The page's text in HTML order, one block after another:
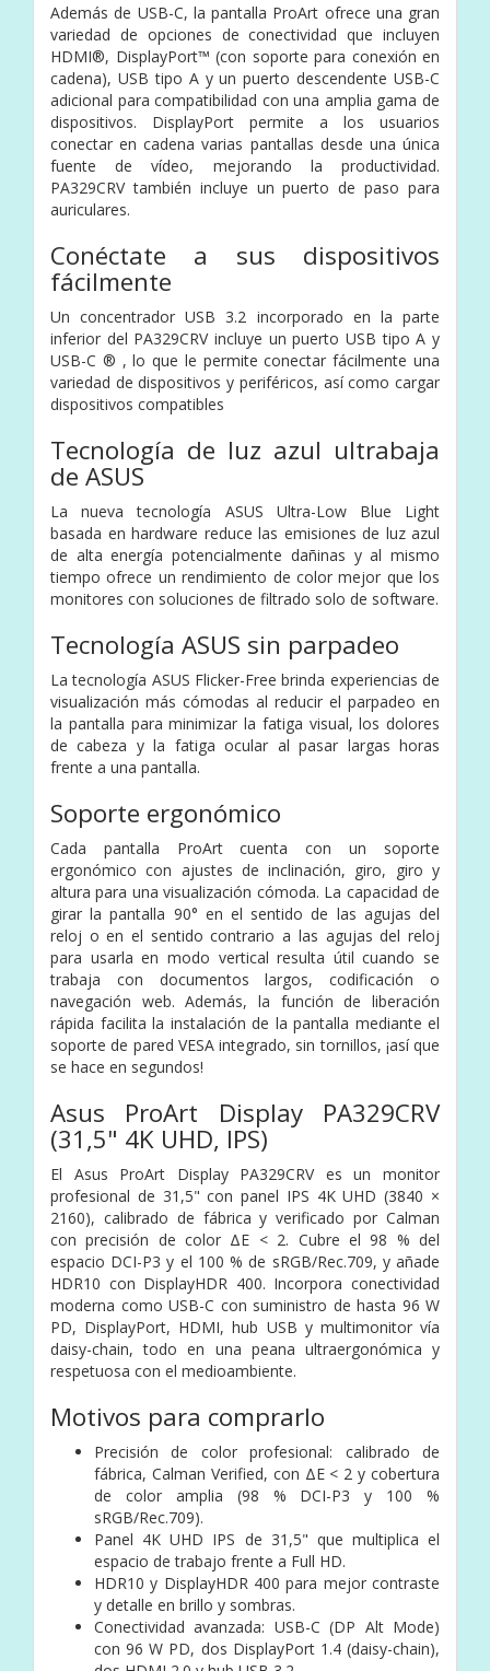
Además de USB-C, la pantalla ProArt ofrece una gran
variedad de opciones de conectividad que incluyen
HDMI®, DisplayPort™ (con soporte para conexión en
cadena), USB tipo A y un puerto descendente USB-C
adicional para compatibilidad con una amplia gama de
dispositivos. DisplayPort permite a los usuarios
conectar en cadena varias pantallas desde una única
fuente de vídeo, mejorando la productividad.
PA329CRV también incluye un puerto de paso para
auriculares.
Conéctate a sus dispositivos
fácilmente
Un concentrador USB 3.2 incorporado en la parte
inferior del PA329CRV incluye un puerto USB tipo A y
USB-C ® , lo que le permite conectar fácilmente una
variedad de dispositivos y periféricos, así como cargar
dispositivos compatibles
Tecnología de luz azul ultrabaja
de ASUS
La nueva tecnología ASUS Ultra-Low Blue Light
basada en hardware reduce las emisiones de luz azul
de alta energía potencialmente dañinas y al mismo
tiempo ofrece un rendimiento de color mejor que los
monitores con soluciones de filtrado solo de software.
Tecnología ASUS sin parpadeo
La tecnología ASUS Flicker-Free brinda experiencias de
visualización más cómodas al reducir el parpadeo en
la pantalla para minimizar la fatiga visual, los dolores
de cabeza y la fatiga ocular al pasar largas horas
frente a una pantalla.
Soporte ergonómico
Cada pantalla ProArt cuenta con un soporte
ergonómico con ajustes de inclinación, giro, giro y
altura para una visualización cómoda. La capacidad de
girar la pantalla 90° en el sentido de las agujas del
reloj o en el sentido contrario a las agujas del reloj
para usarla en modo vertical resulta útil cuando se
trabaja con documentos largos, codificación o
navegación web. Además, la función de liberación
rápida facilita la instalación de la pantalla mediante el
soporte de pared VESA integrado, sin tornillos, ¡así que
se hace en segundos!
Asus ProArt Display PA329CRV
(31,5" 4K UHD, IPS)
El Asus ProArt Display PA329CRV es un monitor
profesional de 31,5" con panel IPS 4K UHD (3840 ×
2160), calibrado de fábrica y verificado por Calman
con precisión de color ΔE < 2. Cubre el 98 % del
espacio DCI-P3 y el 100 % de sRGB/Rec.709, y añade
HDR10 con DisplayHDR 400. Incorpora conectividad
moderna como USB-C con suministro de hasta 96 W
PD, DisplayPort, HDMI, hub USB y multimonitor vía
daisy-chain, todo en una peana ultraergonómica y
respetuosa con el medioambiente.
Motivos para comprarlo
Precisión de color profesional: calibrado de
fábrica, Calman Verified, con ΔE < 2 y cobertura
de color amplia (98 % DCI-P3 y 100 %
sRGB/Rec.709).
Panel 4K UHD IPS de 31,5" que multiplica el
espacio de trabajo frente a Full HD.
HDR10 y DisplayHDR 400 para mejor contraste
y detalle en brillo y sombras.
Conectividad avanzada: USB-C (DP Alt Mode)
con 96 W PD, dos DisplayPort 1.4 (daisy-chain),